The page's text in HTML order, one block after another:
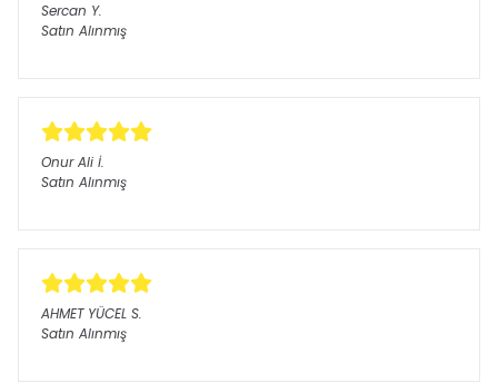
Sercan Y.
Satın Alınmış
Onur Ali İ.
Satın Alınmış
AHMET YÜCEL S.
Satın Alınmış